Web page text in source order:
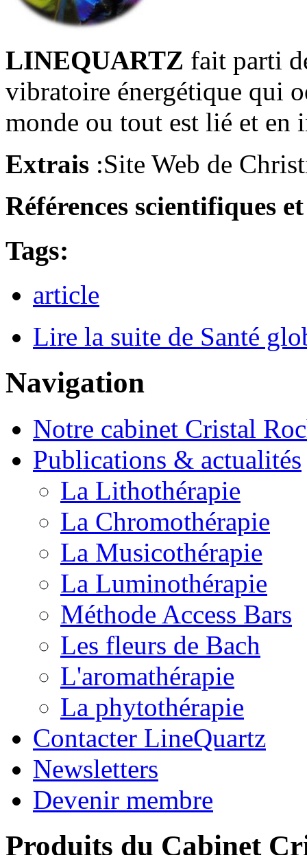
LINEQUARTZ fait parti
vibratoire énergétique qui
monde ou tout est lié et en
Extrais :Site Web de
Références scientifiques
Tags:
article
Lire la suite de Santé
Navigation
Notre cabinet Cristal
Publications & actualités
La Lithothérapie
La Chromothérapie
La Musicothérapie
La Luminothérapie
Méthode Access Bars
Les fleurs de Bach
L'aromathérapie
La phytothérapie
Contacter LineQuartz
Newsletters
Devenir membre
Produits du Cabinet